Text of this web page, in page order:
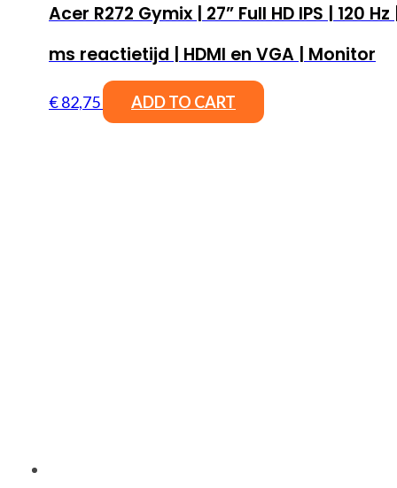
Acer R272 Gymix | 27” Full HD IPS | 120 Hz
ms reactietijd | HDMI en VGA | Monitor
€82,75 ADD TO CART